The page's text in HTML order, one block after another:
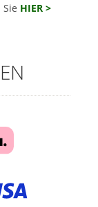
HIER >